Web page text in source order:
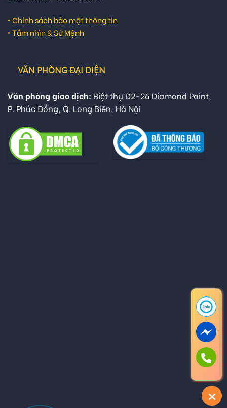
• Chính sách bảo mật thông tin
• Tầm nhìn & Sứ Mệnh
VĂN PHÒNG ĐẠI DIỆN
Văn phòng giao dịch: Biệt thự D2-26 Diamond Point,
P. Phúc Đồng, Q. Long Biên, Hà Nội